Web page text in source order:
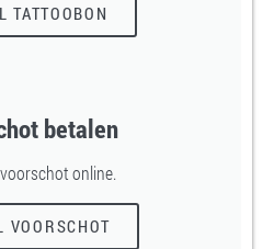
TATTOOBON
betalen
online.
VOORSCHOT